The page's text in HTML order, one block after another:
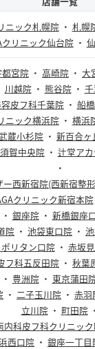
ニック札幌院 ・ 札幌
クリニック仙台院 ・
都宮院 ・ 高崎院 ・ 大
川越院 ・ 熊谷院 ・
皮フ科千葉院 ・ 船
ニック横浜院 ・ 横浜
蔵小杉院 ・ 新百合ヶ
賀中央院 ・ 辻堂ア
・
ー西新宿院(西新宿整
クリニック新宿本院
・ 銀座院 ・ 新橋銀座
院 ・ 池袋東口院 ・
リタン口院 ・ 赤坂
フ科五反田院 ・ 秋葉
・ 豊洲院 ・ 東京蒲田
・ 二子玉川院 ・ 赤羽
立川院 ・ 町田院
内科皮フ科クリニッ
西口院 ・ 銀座一丁目